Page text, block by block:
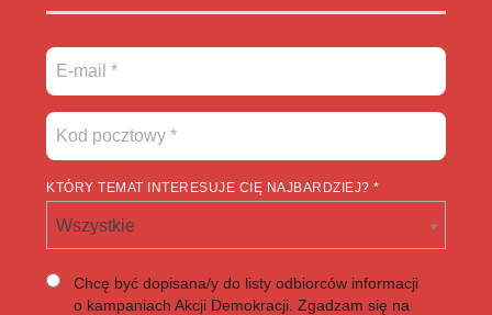
KTÓRY TEMAT INTERESUJE CIĘ NAJBARDZIEJ? *
Wszystkie
Chcę być dopisana/y do listy odbiorców informacji
o kampaniach Akcji Demokracji. Zgadzam się na